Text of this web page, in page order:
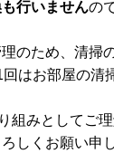
行いませんの
のため、清掃
はお部屋の清
組みとしてご
しくお願い申